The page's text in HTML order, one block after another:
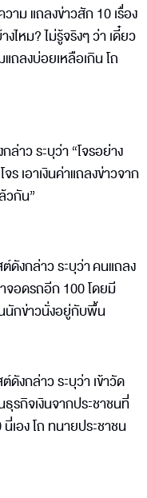
าม แถลงข่าวสัก 10 เรื่อง
ไหม? ไม่รู้จริงๆ ว่า เดี๋ยว
ถลงบ่อยเหลือเกิน โถ
าว ระบุว่า “โจรอย่าง
ร เอาเงินค่าแถลงข่าวจาก
วกัน”
ดังกล่าว ระบุว่า คนแถลง
จอดรถอีก 100 โดยมี
นักข่าวนั่งอยู่กับพื้น
งกล่าว ระบุว่า เข้าวัด
รกิจเงินจากประชาชนที่
เอง โถ ทนายประชาชน